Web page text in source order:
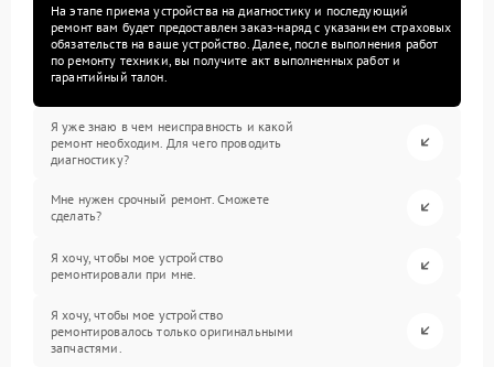
На этапе приема устройства на диагностику и последующий
ремонт вам будет предоставлен заказ-наряд с указанием страховых
обязательств на ваше устройство. Далее, после выполнения работ
по ремонту техники, вы получите акт выполненных работ и
гарантийный талон.
Я уже знаю в чем неисправность и какой
ремонт необходим. Для чего проводить
диагностику?
Мне нужен срочный ремонт. Сможете
сделать?
Я хочу, чтобы мое устройство
ремонтировали при мне.
Я хочу, чтобы мое устройство
ремонтировалось только оригинальными
запчастями.